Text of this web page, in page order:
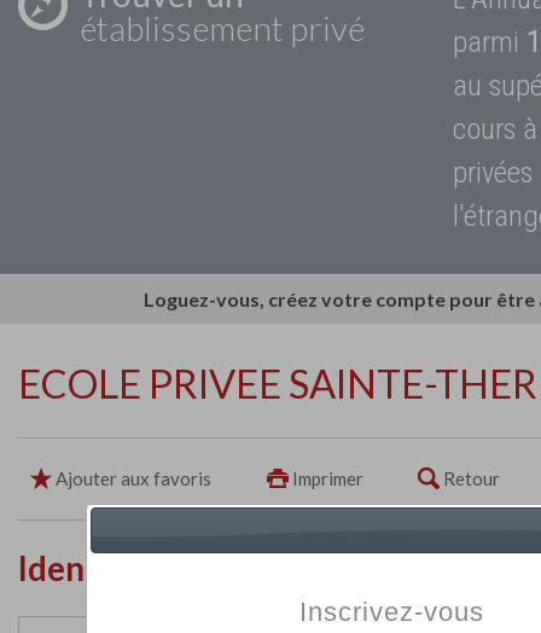
établissement privé
parmi
au
cours
Loguez-vous, créez votre compte pour
ECOLE PRIVEE SAINTE-
Ajouter aux favoris Imprimer Retour
Identité de l'établissement
Inscrivez-vous